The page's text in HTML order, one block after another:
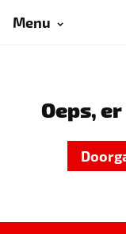
Menu
Oeps,